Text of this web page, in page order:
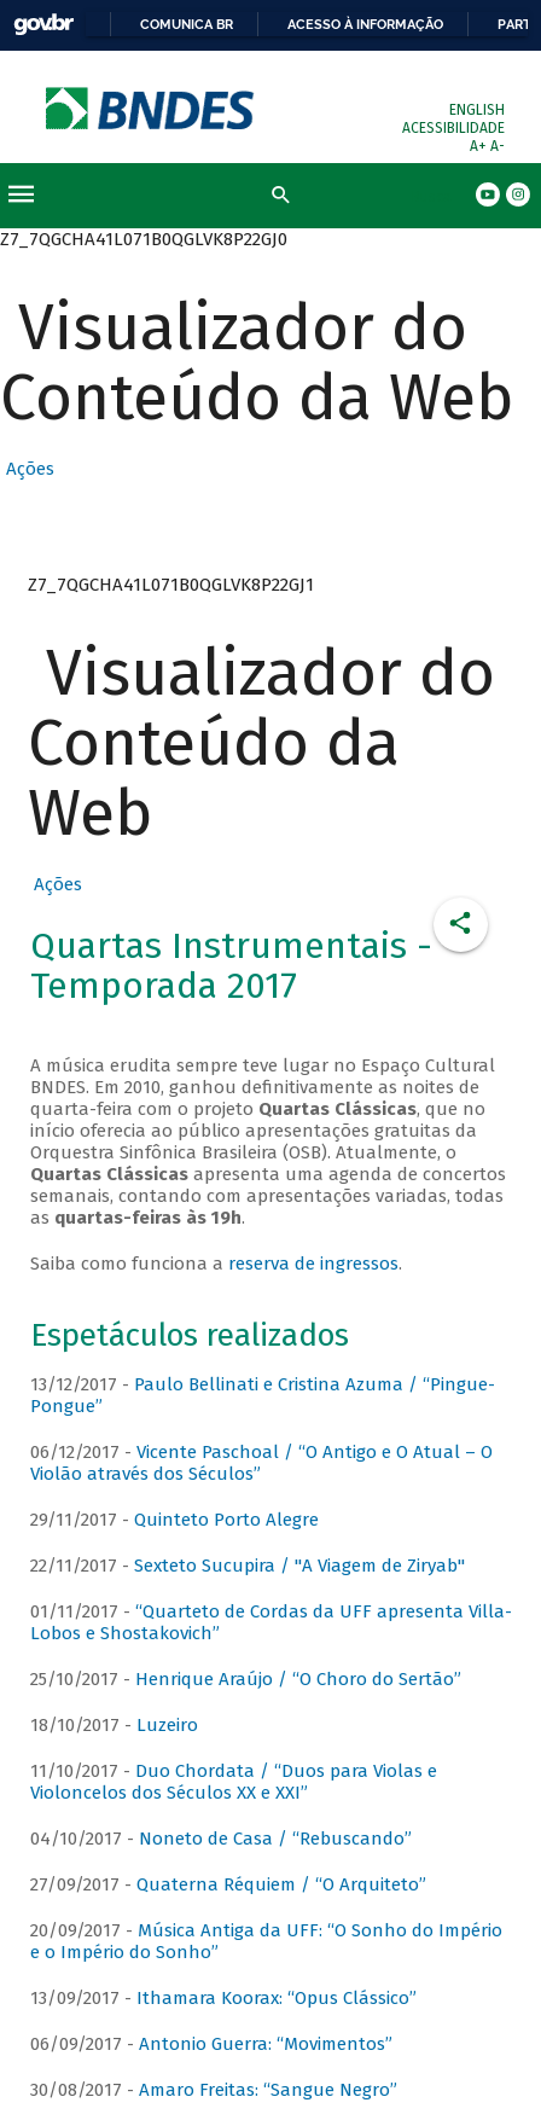
COMUNICA BR ACESSO À INFORMAÇÃO
ENGLISH
ACESSIBILIDADE
A+ A-
Z7_7QGCHA41L071B0QGLVK8P22GJ0
Visualizador do
Conteúdo da Web
Ações
Z7_7QGCHA41L071B0QGLVK8P22GJ1
Visualizador do
Conteúdo da
Web
Ações
Quartas Instrumentais -
Temporada 2017
A música erudita sempre teve lugar no Espaço Cultural
BNDES. Em 2010, ganhou definitivamente as noites de
quarta-feira com o projeto Quartas Clássicas, que no
início oferecia ao público apresentações gratuitas da
Orquestra Sinfônica Brasileira (OSB). Atualmente, o
Quartas Clássicasapresenta uma agenda de concertos
semanais, contando com apresentações variadas, todas
as quartas-feiras às 19h.
Saiba como funciona a reserva de ingressos.
Espetáculos realizados
13/12/2017 - Paulo Bellinati e Cristina Azuma / “Pingue-
Pongue”
06/12/2017 - Vicente Paschoal / “O Antigo e O Atual – O
Violão através dos Séculos”
29/11/2017 - Quinteto Porto Alegre
22/11/2017 - Sexteto Sucupira / "A Viagem de Ziryab"
01/11/2017 - “Quarteto de Cordas da UFF apresenta Villa-
Lobos e Shostakovich”
25/10/2017 - Henrique Araújo / “O Choro do Sertão”
18/10/2017 - Luzeiro
11/10/2017 - Duo Chordata / “Duos para Violas e
Violoncelos dos Séculos XX e XXI”
04/10/2017 - Noneto de Casa / “Rebuscando”
27/09/2017 - Quaterna Réquiem / “O Arquiteto”
20/09/2017 - Música Antiga da UFF: “O Sonho do Império
e o Império do Sonho”
13/09/2017 - Ithamara Koorax: “Opus Clássico”
06/09/2017 - Antonio Guerra: “Movimentos”
30/08/2017 - Amaro Freitas: “Sangue Negro”